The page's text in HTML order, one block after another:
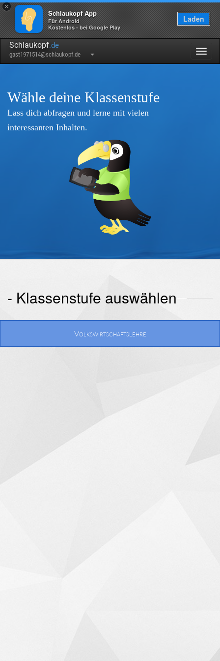
×
Schlaukopf App
Für Android
Kostenlos - bei Google Play
Laden
Schlaukopf.de
gast1971514@schlaukopf.de
Wähle deine Klassenstufe
Lass dich abfragen und lerne mit vielen
interessanten Inhalten.
- Klassenstufe auswählen
Volkswirtschaftslehre